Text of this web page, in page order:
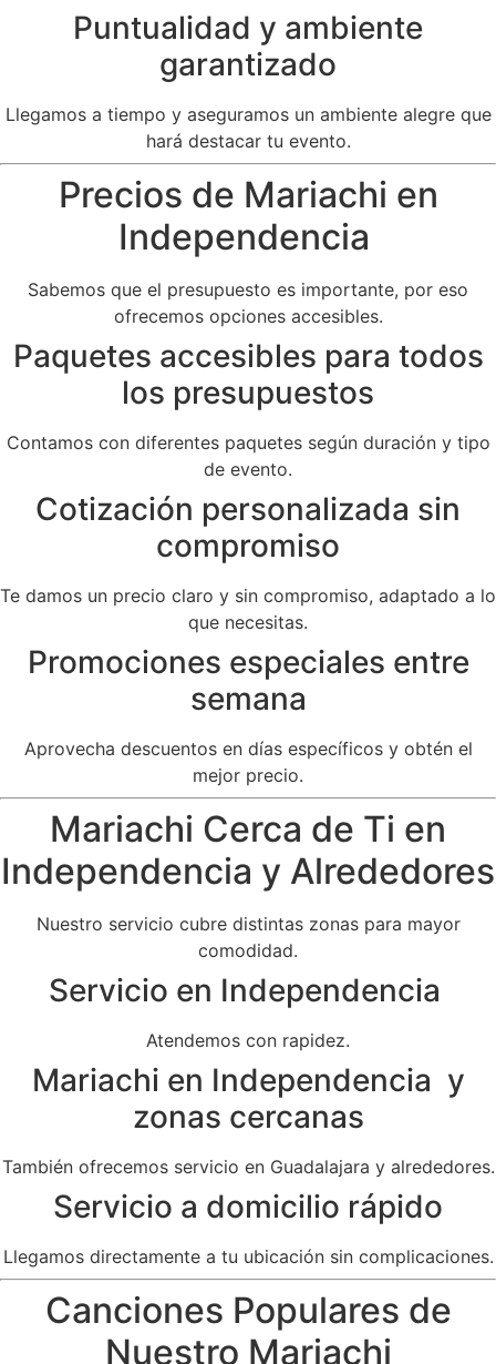
Puntualidad y ambiente
garantizado
Llegamos a tiempo y aseguramos un ambiente alegre que
hará destacar tu evento.
Precios de Mariachi en
Independencia
Sabemos que el presupuesto es importante, por eso
ofrecemos opciones accesibles.
Paquetes accesibles para todos
los presupuestos
Contamos con diferentes paquetes según duración y tipo
de evento.
Cotización personalizada sin
compromiso
Te damos un precio claro y sin compromiso, adaptado a lo
que necesitas.
Promociones especiales entre
semana
Aprovecha descuentos en días específicos y obtén el
mejor precio.
Mariachi Cerca de Ti en
Independencia y Alrededores
Nuestro servicio cubre distintas zonas para mayor
comodidad.
Servicio en Independencia
Atendemos con rapidez.
Mariachi en Independencia y
zonas cercanas
También ofrecemos servicio en Guadalajara y alrededores.
Servicio a domicilio rápido
Llegamos directamente a tu ubicación sin complicaciones.
Canciones Populares de
Nuestro Mariachi